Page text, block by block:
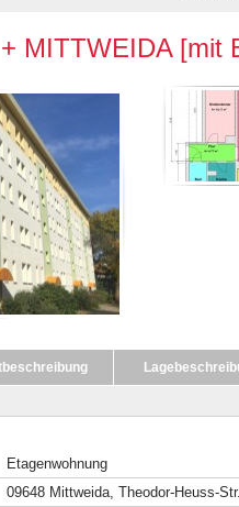
MITTWEIDA [mit
Etagenwohnung
09648 Mittweida, Theodor-Heuss-